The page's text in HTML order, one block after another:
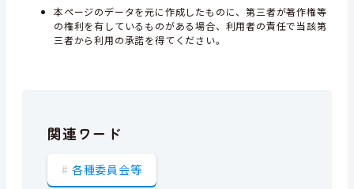
本ページのデータを元に作成したものに、第三者が著作権等
の権利を有しているものがある場合、利用者の責任で当該第
三者から利用の承諾を得てください。
関連ワード
各種委員会等